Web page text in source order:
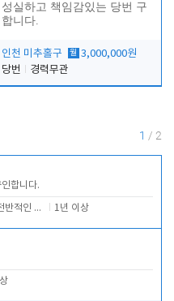
성실하고 책임감있는 당번 구
합니다.
인천 미추홀구 월 3,000,000원
당번
경력무관
1 / 2
합니다.
주차 및 전반적인 당번업무 1년 이상